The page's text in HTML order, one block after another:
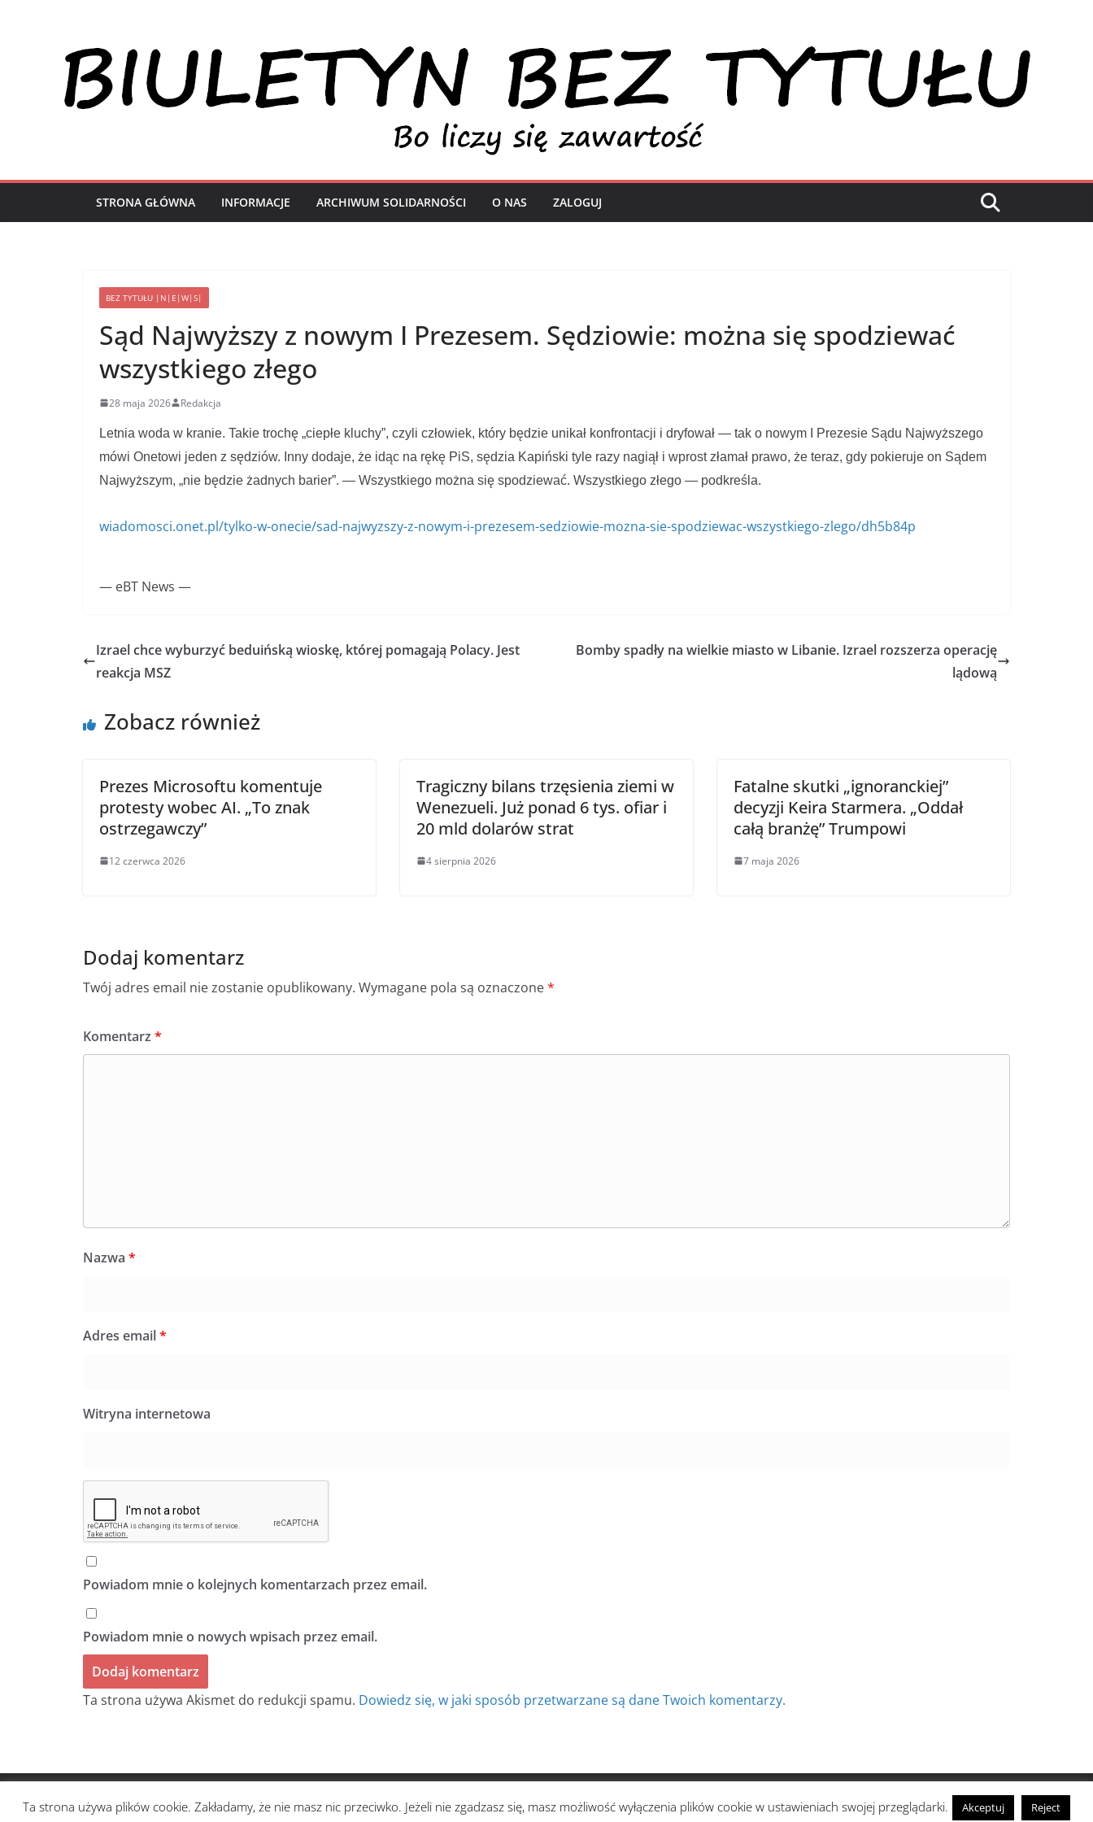
STRONA GŁÓWNA INFORMACJE ARCHIWUM SOLIDARNOŚCI O NAS ZALOGUJ
BEZ TYTUŁU |N|E|W|S|
Sąd Najwyższy z nowym I Prezesem. Sędziowie: można się spodziewać
wszystkiego złego
28 maja 2026 Redakcja
Letnia woda w kranie. Takie trochę „ciepłe kluchy”, czyli człowiek, który będzie unikał konfrontacji i dryfował — tak o nowym I Prezesie Sądu Najwyższego
mówi Onetowi jeden z sędziów. Inny dodaje, że idąc na rękę PiS, sędzia Kapiński tyle razy nagiął i wprost złamał prawo, że teraz, gdy pokieruje on Sądem
Najwyższym, „nie będzie żadnych barier”. — Wszystkiego można się spodziewać. Wszystkiego złego — podkreśla.
wiadomosci.onet.pl/tylko-w-onecie/sad-najwyzszy-z-nowym-i-prezesem-sedziowie-mozna-sie-spodziewac-wszystkiego-zlego/dh5b84p
— eBT News —
Izrael chce wyburzyć beduińską wioskę, której pomagają Polacy. Jest
reakcja MSZ
Bomby spadły na wielkie miasto w Libanie. Izrael rozszerza operację
lądową
Zobacz również
Prezes Microsoftu komentuje
protesty wobec AI. „To znak
ostrzegawczy”
12 czerwca 2026
Tragiczny bilans trzęsienia ziemi w
Wenezueli. Już ponad 6 tys. ofiar i
20 mld dolarów strat
4 sierpnia 2026
Fatalne skutki „ignoranckiej”
decyzji Keira Starmera. „Oddał
całą branżę” Trumpowi
7 maja 2026
Dodaj komentarz
Twój adres email nie zostanie opublikowany. Wymagane pola są oznaczone*
Komentarz *
Nazwa *
Adres email*
Witryna internetowa
Powiadom mnie o kolejnych komentarzach przez email.
Powiadom mnie o nowych wpisach przez email.
Ta strona używa Akismet do redukcji spamu. Dowiedz się, w jaki sposób przetwarzane są dane Twoich komentarzy.
Prawa autorskie © 2026BIULETYN BEZ TYTUŁU. Wszystkie prawa zastrzeżone.
Ta strona używa plików cookie. Zakładamy, że nie masz nic przeciwko. Jeżeli nie zgadzasz się, masz możliwość wyłączenia plików cookie w ustawieniach swojej przeglądarki. Akceptuj Reject